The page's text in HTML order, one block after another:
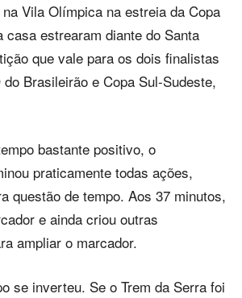
Vila Olímpica na estreia da Copa
casa estrearam diante do Santa
que vale para os dois finalistas
Brasileirão e Copa Sul-Sudeste,
bastante positivo, o
praticamente todas ações,
questão de tempo. Aos 37 minutos,
e ainda criou outras
ampliar o marcador.
se inverteu. Se o Trem da Serra foi